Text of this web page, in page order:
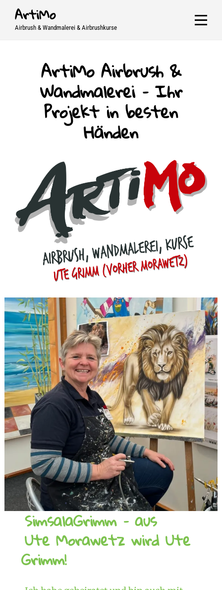
SkipArtiMo
Airbrush & Wandmalerei & Airbrushkurse
ArtiMo Airbrush &
Wandmalerei – Ihr
Projekt in besten
Händen
SimsalaGrimm – aus
Ute Morawetz wird Ute
Grimm!